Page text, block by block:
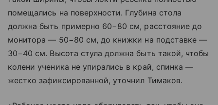
помещались на поверхности. Глубина стола
должна быть примерно 60−80 см, расстояние до
монитора — 50−80 см, до книжки на подставке —
30−40 см. Высота стула должна быть такой, чтобы
колени ученика не упирались в край, спинка —
жестко зафиксированной, уточнил Тимаков.